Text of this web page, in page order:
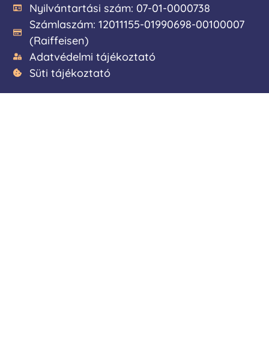
Nyilvántartási szám: 07-01-0000738
Számlaszám: 12011155-01990698-00100007
(Raiffeisen)
Adatvédelmi tájékoztató
Süti tájékoztató